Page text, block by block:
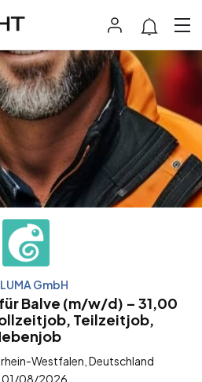
GmbH
Balve (m/w/d) – 31,00
Teilzeitjob,
Westfalen, Deutschland